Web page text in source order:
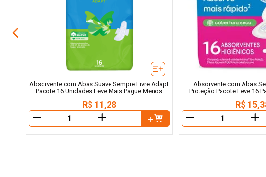
Absorvente com Abas Suave Sempre Livre Adapt
Pacote 16 Unidades Leve Mais Pague Menos
R$ 11,28
＋
Absorvente com Abas
Proteção Pacote Leve 16
R$ 15,
＋